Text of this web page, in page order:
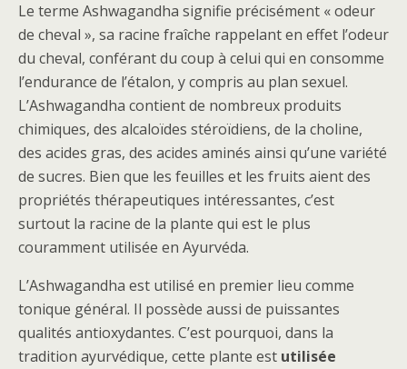
Le terme Ashwagandha signifie précisément « odeur
de cheval », sa racine fraîche rappelant en effet l’odeur
du cheval, conférant du coup à celui qui en consomme
l’endurance de l’étalon, y compris au plan sexuel.
L’Ashwagandha contient de nombreux produits
chimiques, des alcaloïdes stéroïdiens, de la choline,
des acides gras, des acides aminés ainsi qu’une variété
de sucres. Bien que les feuilles et les fruits aient des
propriétés thérapeutiques intéressantes, c’est
surtout la racine de la plante qui est le plus
couramment utilisée en Ayurvéda.
L’Ashwagandha est utilisé en premier lieu comme
tonique général. Il possède aussi de puissantes
qualités antioxydantes. C’est pourquoi, dans la
tradition ayurvédique, cette plante est utilisée